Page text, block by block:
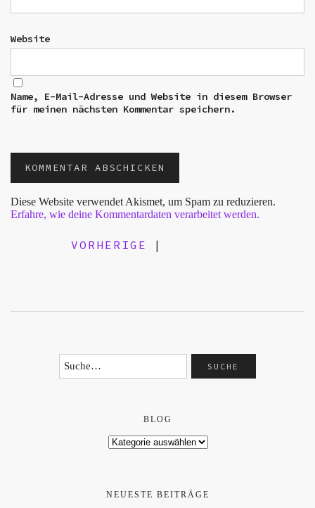
Website
Name, E-Mail-Adresse und Website in diesem Browser
für meinen nächsten Kommentar speichern.
Diese Website verwendet Akismet, um Spam zu reduzieren.
Erfahre, wie deine Kommentardaten verarbeitet werden.
VORHERIGE |
BLOG
NEUESTE BEITRÄGE